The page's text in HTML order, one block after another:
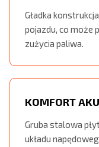
Gładka
pojazdu, co może
zużycia paliwa.
KOMFORT
Gruba stalowa
układu